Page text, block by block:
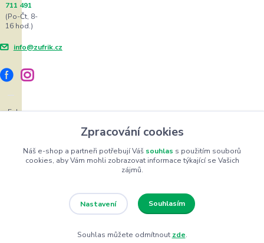
711 491
(Po-Čt, 8-
16 hod.)
info@zufrik.cz
Eshop
Copyright
Zpracování cookies
Náš e-shop a partneři potřebují Váš souhlas s použitím souborů
cookies, aby Vám mohli zobrazovat informace týkající se Vašich
zájmů.
Nastavení Souhlasím
Souhlas můžete odmítnout zde.